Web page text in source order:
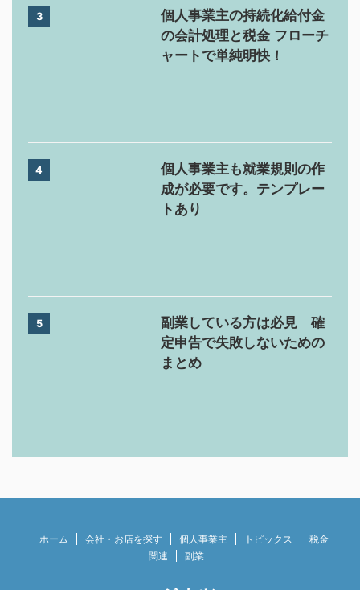
3
個人事業主の持続化給付金
の会計処理と税金 フローチ
ャートで単純明快！
4
個人事業主も就業規則の作
成が必要です。テンプレー
トあり
5
副業している方は必見 確
定申告で失敗しないための
まとめ
ホーム 会社・お店を探す 個人事業主 トピックス
税金
関連
副業